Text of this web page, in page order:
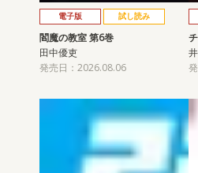
電子版 試し読み
閻魔の教室 第6巻
田中優吏
発売日：2026.08.06